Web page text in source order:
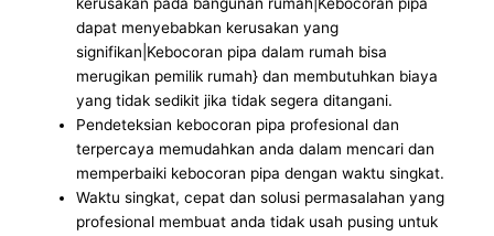
kerusakan pada bangunan rumah|Kebocoran pipa
dapat menyebabkan kerusakan yang
signifikan|Kebocoran pipa dalam rumah bisa
merugikan pemilik rumah} dan membutuhkan biaya
yang tidak sedikit jika tidak segera ditangani.
Pendeteksian kebocoran pipa profesional dan
terpercaya memudahkan anda dalam mencari dan
memperbaiki kebocoran pipa dengan waktu singkat.
Waktu singkat, cepat dan solusi permasalahan yang
profesional membuat anda tidak usah pusing untuk